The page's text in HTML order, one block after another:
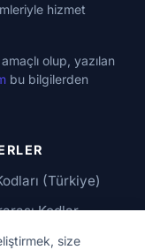
size
hizmet
olup, yazılan
bu bilgilerden
(Türkiye)
Kodlar
Numaralar